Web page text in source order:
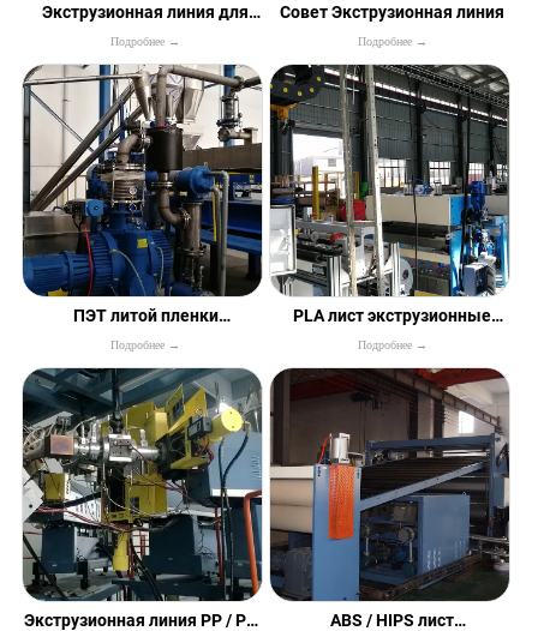
Экструзионная линия для
демпфирования листов
Подробнее →
Совет Экструзионная линия
Подробнее →
ПЭТ литой пленки
Экструзионная линия с онлайн
MDO
Подробнее →
PLA лист экструзионные
линии
Подробнее →
Экструзионная линия PP / PS /
ABS / HIPS лист